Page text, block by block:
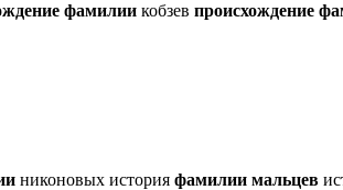
фамилии кобзев происхождение
никоновых история фамилии мальцев